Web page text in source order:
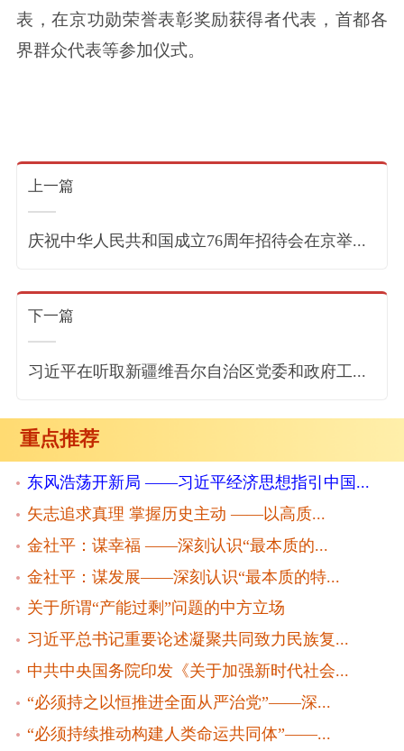
表，在京功勋荣誉表彰奖励获得者代表，首都各
界群众代表等参加仪式。
上一篇
庆祝中华人民共和国成立76周年招待会在京举...
下一篇
习近平在听取新疆维吾尔自治区党委和政府工...
重点推荐
东风浩荡开新局 ——习近平经济思想指引中国...
矢志追求真理 掌握历史主动 ——以高质...
金社平：谋幸福 ——深刻认识“最本质的...
金社平：谋发展——深刻认识“最本质的特...
关于所谓“产能过剩”问题的中方立场
习近平总书记重要论述凝聚共同致力民族复...
中共中央国务院印发《关于加强新时代社会...
“必须持之以恒推进全面从严治党”——深...
“必须持续推动构建人类命运共同体”——...